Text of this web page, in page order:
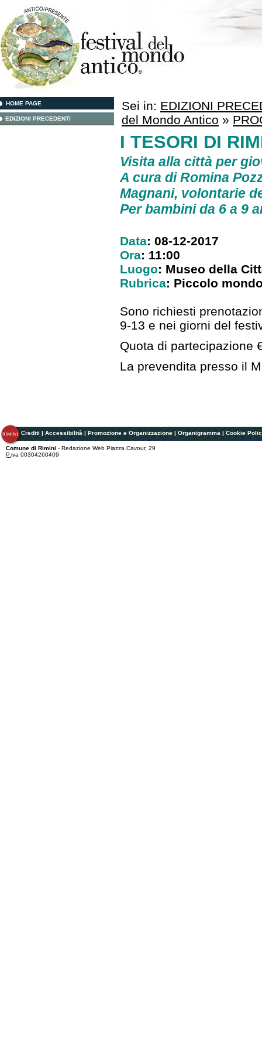
HOME PAGE
EDIZIONI PRECEDENTI
Sei in: EDIZIONI
del Mondo Antico »
I TESORI DI
Visita alla città per
A cura diRomina
Magnani, volontarie
Per bambini da 6 a 9
Data: 08-12-2017
Ora: 11:00
Luogo: Museo della
Rubrica: Piccolo
Sono richiesti
9-13 e nei giorni del
Quota di partecipazione
La prevendita presso il
Crediti|Accessibilità|Promozione e Organizzazione|Organigramma|Cookie
Comune di Rimini - Redazione Web Piazza Cavour, 29
P.iva 00304260409